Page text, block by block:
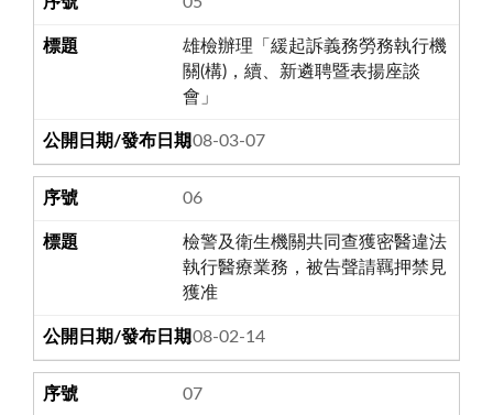
雄檢辦理「緩起訴義務勞務執行機
關(構)，續、新遴聘暨表揚座談
會」
108-03-07
06
檢警及衛生機關共同查獲密醫違法
執行醫療業務，被告聲請羈押禁見
獲准
108-02-14
07